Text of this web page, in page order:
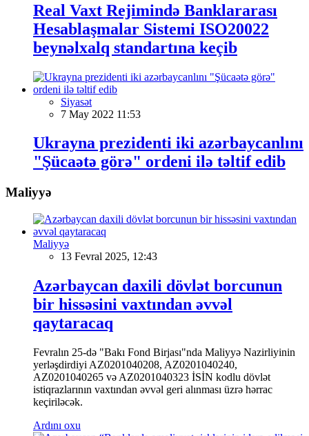
Real Vaxt Rejimində Banklararası
Hesablaşmalar Sistemi ISO20022
beynəlxalq standartına keçib
Siyasət
7 May 2022 11:53
Ukrayna prezidenti iki azərbaycanlını
"Şücaətə görə" ordeni ilə təltif edib
Maliyyə
Maliyyə
13 Fevral 2025, 12:43
Azərbaycan daxili dövlət borcunun
bir hissəsini vaxtından əvvəl
qaytaracaq
Fevralın 25-də "Bakı Fond Birjası"nda Maliyyə Nazirliyinin
yerləşdirdiyi AZ0201040208, AZ0201040240,
AZ0201040265 və AZ0201040323 İSİN kodlu dövlət
istiqrazlarının vaxtından əvvəl geri alınması üzrə hərrac
keçiriləcək.
Ardını oxu